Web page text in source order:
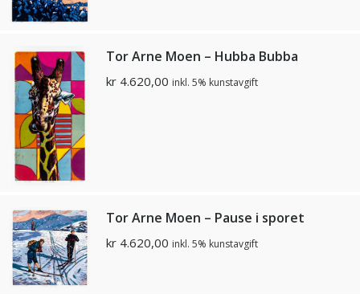
Tor Arne Moen – Hubba Bubba
kr 4.620,00 inkl. 5% kunstavgift
Tor Arne Moen – Pause i sporet
kr 4.620,00 inkl. 5% kunstavgift